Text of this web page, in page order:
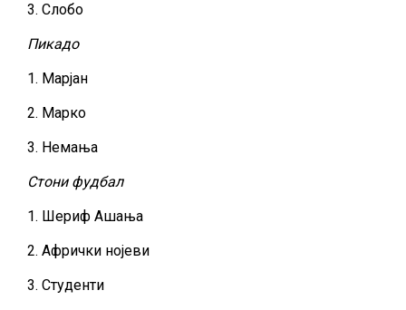
3. Слобо
Пикадо
1. Марјан
2. Марко
3. Немања
Стони фудбал
1. Шериф Ашања
2. Афрички нојеви
3. Студенти